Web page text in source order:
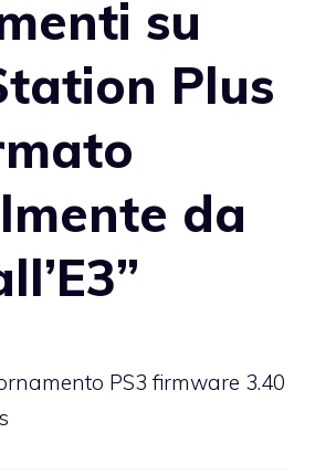
su
Plus
da
PS3 firmware 3.40